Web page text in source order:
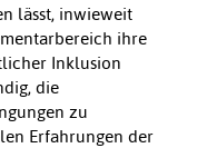
lässt, inwieweit
ihre
Inklusion
die
zu
Erfahrungen der